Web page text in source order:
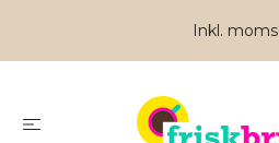
Inkl. moms